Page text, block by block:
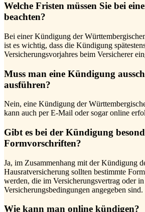
Welche Fristen müssen Sie bei
beachten?
Bei einer Kündigung der
ist es wichtig, dass die Kündigung
Versicherungsvorjahres beim Versicherer
Muss man eine Kündigung
ausführen?
Nein, eine Kündigung der
kann auch per E-Mail oder sogar online
Gibt es bei der Kündigung
Formvorschriften?
Ja, im Zusammenhang mit der Kündigung
Hausratversicherung sollten bestimmte
werden, die im Versicherungsvertrag oder
Versicherungsbedingungen angegeben sind.
Wie kann man online kündigen?